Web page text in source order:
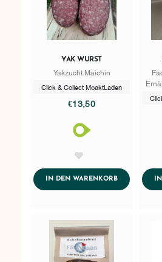
YAK WURST
Yakzucht Maichin
Click & Collect MoaktLaden
€13,50
IN DEN WARENKORBADDTOCART